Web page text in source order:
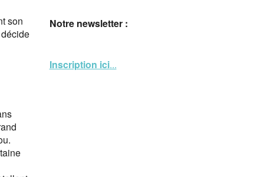
son
Notre newsletter :
Inscription ici...